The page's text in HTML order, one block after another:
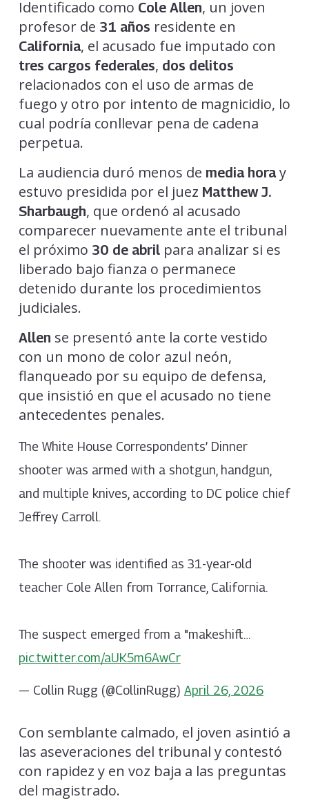
Identificado como Cole Allen, un joven
profesor de 31 años residente en
California, el acusado fue imputado con
tres cargos federales, dos delitos
relacionados con el uso de armas de
fuego y otro por intento de magnicidio, lo
cual podría conllevar pena de cadena
perpetua.
La audiencia duró menos de media horay
estuvo presidida por el juez Matthew J.
Sharbaugh, que ordenó al acusado
comparecer nuevamente ante el tribunal
el próximo 30 de abrilpara analizar si es
liberado bajo fianza o permanece
detenido durante los procedimientos
judiciales.
Allen se presentó ante la corte vestido
con un mono de color azul neón,
flanqueado por su equipo de defensa,
que insistió en que el acusado no tiene
antecedentes penales.
The White House Correspondents’ Dinner
shooter was armed with a shotgun, handgun,
and multiple knives, according to DC police chief
Jeffrey Carroll.
The shooter was identified as 31-year-old
teacher Cole Allen from Torrance, California.
The suspect emerged from a "makeshift…
pic.twitter.com/aUK5m6AwCr
— Collin Rugg (@CollinRugg) April 26, 2026
Con semblante calmado, el joven asintió a
las aseveraciones del tribunal y contestó
con rapidez y en voz baja a las preguntas
del magistrado.